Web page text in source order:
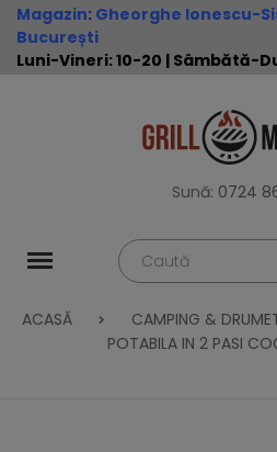
Magazin: Gheorghe Ionescu-
București
Luni-Vineri: 10-20 | Sâmbătă-
Sună: 0724
ACASĂ
CAMPING &
POTABILA IN 2 PASI